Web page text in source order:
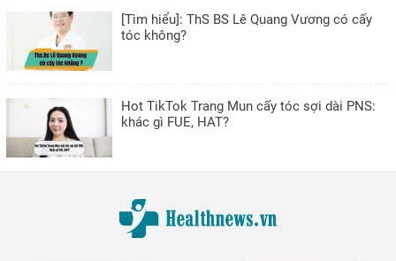
[Tìm hiểu]: ThS BS Lê Quang Vương có cấy
tóc không?
Hot TikTok Trang Mun cấy tóc sợi dài PNS:
khác gì FUE, HAT?